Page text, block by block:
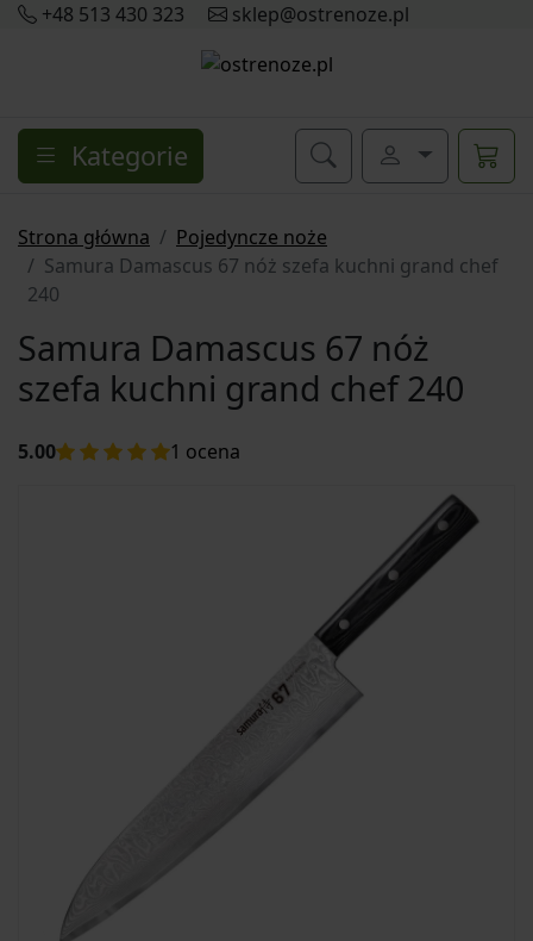
+48 513 430 323 sklep@ostrenoze.pl
Kategorie
Strona główna
Pojedyncze noże
Samura Damascus 67 nóż szefa kuchni grand chef
240
Samura Damascus 67 nóż
szefa kuchni grand chef 240
5.00 1 ocena